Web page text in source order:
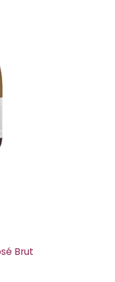
Brut